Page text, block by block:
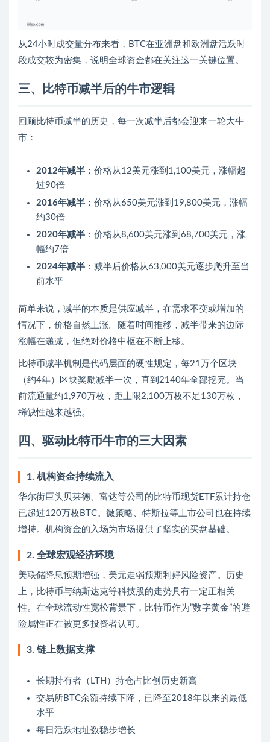
从24小时成交量分布来看，BTC在亚洲盘和欧洲盘活跃时
段成交较为密集，说明全球资金都在关注这一关键位置。
三、比特币减半后的牛市逻辑
回顾比特币减半的历史，每一次减半后都会迎来一轮大牛
市：
2012年减半 ：价格从12美元涨到1,100美元，涨幅超
过90倍
2016年减半 ：价格从650美元涨到19,800美元，涨幅
约30倍
2020年减半 ：价格从8,600美元涨到68,700美元，涨
幅约7倍
2024年减半 ：减半后价格从63,000美元逐步爬升至当
前水平
简单来说，减半的本质是供应减半，在需求不变或增加的
情况下，价格自然上涨。随着时间推移，减半带来的边际
涨幅在递减，但绝对价格中枢在不断上移。
比特币减半机制是代码层面的硬性规定，每21万个区块
（约4年）区块奖励减半一次，直到2140年全部挖完。当
前流通量约1,970万枚，距上限2,100万枚不足130万枚，
稀缺性越来越强。
四、驱动比特币牛市的三大因素
1. 机构资金持续流入
华尔街巨头贝莱德、富达等公司的比特币现货ETF累计持仓
已超过120万枚BTC。微策略、特斯拉等上市公司也在持续
增持。机构资金的入场为市场提供了坚实的买盘基础。
2. 全球宏观经济环境
美联储降息预期增强，美元走弱预期利好风险资产。历史
上，比特币与纳斯达克等科技股的走势具有一定正相关
性。在全球流动性宽松背景下，比特币作为”数字黄金”的避
险属性正在被更多投资者认可。
3. 链上数据支撑
长期持有者（LTH）持仓占比创历史新高
交易所BTC余额持续下降，已降至2018年以来的最低
水平
每日活跃地址数稳步增长